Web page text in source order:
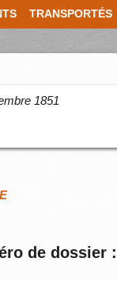
TRANSPORTÉS
1851
de dossier